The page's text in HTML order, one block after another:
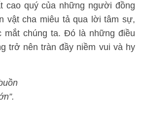
cao quý của những người đồng
vật cha miêu tả qua lời tâm sự,
mắt chúng ta. Đó là những điều
trở nên tràn đầy niềm vui và hy